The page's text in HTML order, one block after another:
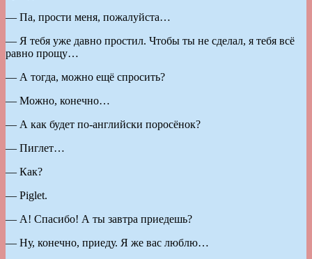
— Па, прости меня, пожалуйста…
— Я тебя уже давно простил. Чтобы ты не сделал, я тебя всё
равно прощу…
— А тогда, можно ещё спросить?
— Можно, конечно…
— А как будет по-английски поросёнок?
— Пиглет…
— Как?
— Piglet.
— А! Спасибо! А ты завтра приедешь?
— Ну, конечно, приеду. Я же вас люблю…